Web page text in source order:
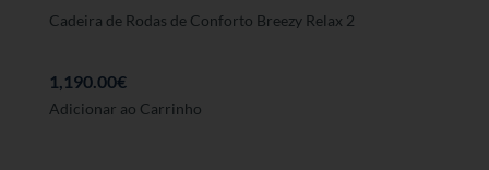
produto
Cadeira de Rodas de Conforto Breezy Relax 2
1,190.00€
Adicionar ao Carrinho